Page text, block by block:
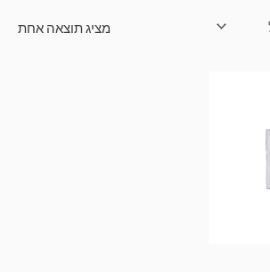
מציג תוצאה אחת